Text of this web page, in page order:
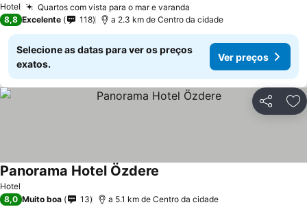
Hotel Quartos com vista para o mar e varanda
8,8 Excelente 118 a 2.3 km de Centro da cidade
Selecione as datas para ver os preços
exatos.
Ver preços
Partilhar
Hotel
Panorama Hotel Özdere
8,0 Muito boa 13 a 5.1 km de Centro da cidade